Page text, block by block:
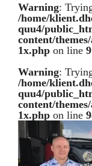
Warning:
/home/
quu4/
content/
1x.php on line
Warning:
/home/
quu4/
content/
1x.php on line